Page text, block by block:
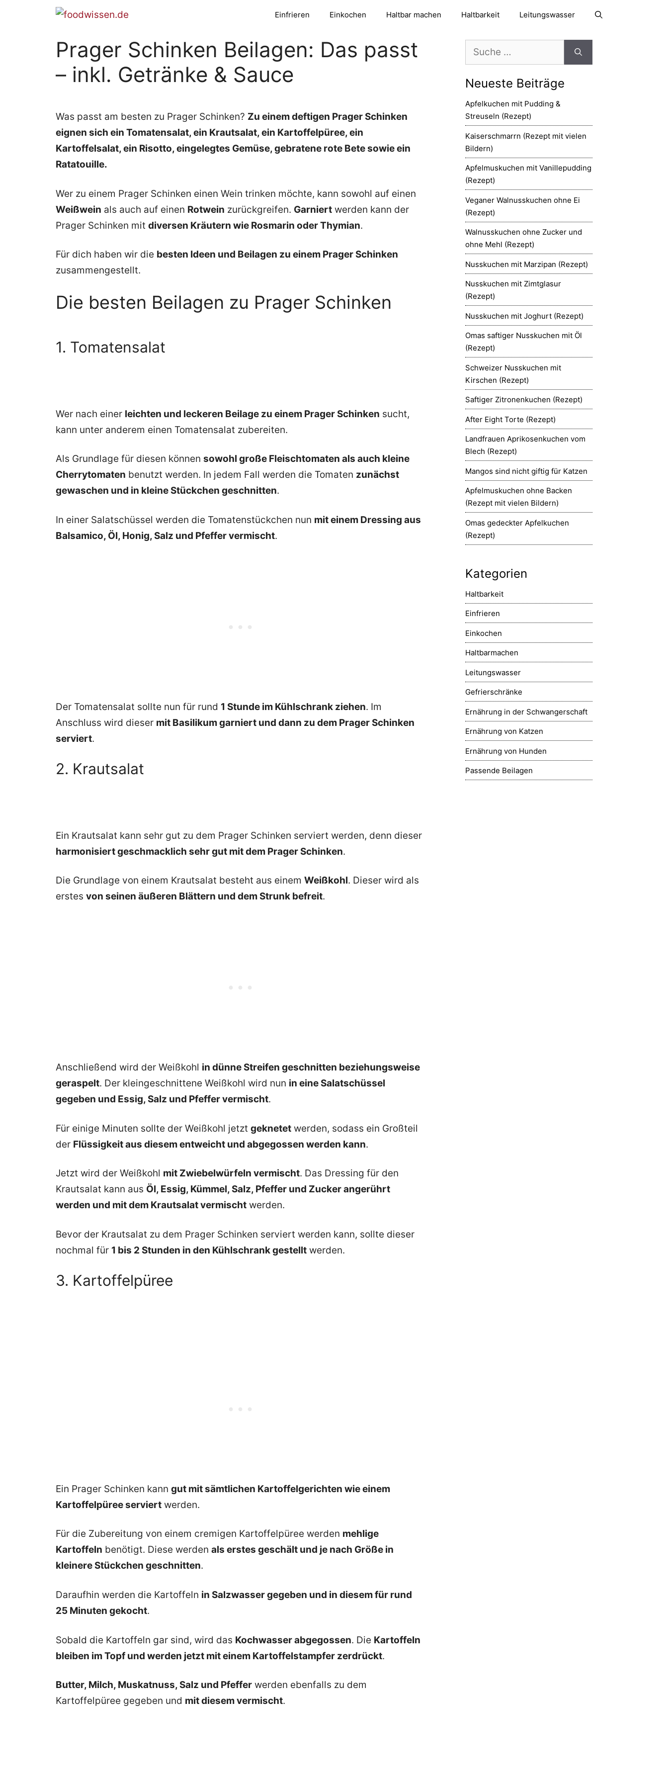
Einfrieren Einkochen Haltbar machen Haltbarkeit Leitungswasser
Prager Schinken Beilagen: Das passt
– inkl. Getränke & Sauce
Was passt am besten zu Prager Schinken? Zu einem deftigen Prager Schinken
eignen sich ein Tomatensalat, ein Krautsalat, ein Kartoffelpüree, ein
Kartoffelsalat, ein Risotto, eingelegtes Gemüse, gebratene rote Bete sowie ein
Ratatouille.
Wer zu einem Prager Schinken einen Wein trinken möchte, kann sowohl auf einen
Weißwein als auch auf einen Rotwein zurückgreifen. Garniert werden kann der
Prager Schinken mit diversen Kräutern wie Rosmarin oder Thymian.
Für dich haben wir die besten Ideen und Beilagen zu einem Prager Schinken
zusammengestellt.
Die besten Beilagen zu Prager Schinken
1. Tomatensalat
Wer nach einer leichten und leckeren Beilage zu einem Prager Schinken sucht,
kann unter anderem einen Tomatensalat zubereiten.
Als Grundlage für diesen können sowohl große Fleischtomaten als auch kleine
Cherrytomaten benutzt werden. In jedem Fall werden die Tomaten zunächst
gewaschen und in kleine Stückchen geschnitten.
In einer Salatschüssel werden die Tomatenstückchen nun mit einem Dressing aus
Balsamico, Öl, Honig, Salz und Pfeffer vermischt.
Der Tomatensalat sollte nun für rund 1 Stunde im Kühlschrank ziehen. Im
Anschluss wird dieser mit Basilikum garniert und dann zu dem Prager Schinken
serviert.
2. Krautsalat
Ein Krautsalat kann sehr gut zu dem Prager Schinken serviert werden, denn dieser
harmonisiert geschmacklich sehr gut mit dem Prager Schinken.
Die Grundlage von einem Krautsalat besteht aus einem Weißkohl. Dieser wird als
erstes von seinen äußeren Blättern und dem Strunk befreit.
Anschließend wird der Weißkohl in dünne Streifen geschnitten beziehungsweise
geraspelt. Der kleingeschnittene Weißkohl wird nun in eine Salatschüssel
gegeben und Essig, Salz und Pfeffer vermischt.
Für einige Minuten sollte der Weißkohl jetzt geknetet werden, sodass ein Großteil
der Flüssigkeit aus diesem entweicht und abgegossen werden kann.
Jetzt wird der Weißkohl mit Zwiebelwürfeln vermischt. Das Dressing für den
Krautsalat kann aus Öl, Essig, Kümmel, Salz, Pfeffer und Zucker angerührt
werden und mit dem Krautsalat vermischt werden.
Bevor der Krautsalat zu dem Prager Schinken serviert werden kann, sollte dieser
nochmal für 1 bis 2 Stunden in den Kühlschrank gestellt werden.
3. Kartoffelpüree
Ein Prager Schinken kann gut mit sämtlichen Kartoffelgerichten wie einem
Kartoffelpüree serviert werden.
Für die Zubereitung von einem cremigen Kartoffelpüree werden mehlige
Kartoffeln benötigt. Diese werden als erstes geschält und je nach Größe in
kleinere Stückchen geschnitten.
Daraufhin werden die Kartoffeln in Salzwasser gegeben und in diesem für rund
25 Minuten gekocht.
Sobald die Kartoffeln gar sind, wird das Kochwasser abgegossen. Die Kartoffeln
bleiben im Topf und werden jetzt mit einem Kartoffelstampfer zerdrückt.
Butter, Milch, Muskatnuss, Salz und Pfeffer werden ebenfalls zu dem
Kartoffelpüree gegeben und mit diesem vermischt.
nach:
Neueste Beiträge
Apfelkuchen mit Pudding &
Streuseln (Rezept)
Kaiserschmarrn (Rezept mit vielen
Bildern)
Apfelmuskuchen mit Vanillepudding
(Rezept)
Veganer Walnusskuchen ohne Ei
(Rezept)
Walnusskuchen ohne Zucker und
ohne Mehl (Rezept)
Nusskuchen mit Marzipan (Rezept)
Nusskuchen mit Zimtglasur
(Rezept)
Nusskuchen mit Joghurt (Rezept)
Omas saftiger Nusskuchen mit Öl
(Rezept)
Schweizer Nusskuchen mit
Kirschen (Rezept)
Saftiger Zitronenkuchen (Rezept)
After Eight Torte (Rezept)
Landfrauen Aprikosenkuchen vom
Blech (Rezept)
Mangos sind nicht giftig für Katzen
Apfelmuskuchen ohne Backen
(Rezept mit vielen Bildern)
Omas gedeckter Apfelkuchen
(Rezept)
Kategorien
Haltbarkeit
Einfrieren
Einkochen
Haltbarmachen
Leitungswasser
Gefrierschränke
Ernährung in der Schwangerschaft
Ernährung von Katzen
Ernährung von Hunden
Passende Beilagen